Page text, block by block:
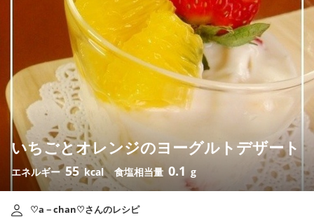
いちごとオレンジのヨーグルトデザート
エネルギー 55 kcal 食塩相当量 0.1 g
♡a－chan♡さんのレシピ